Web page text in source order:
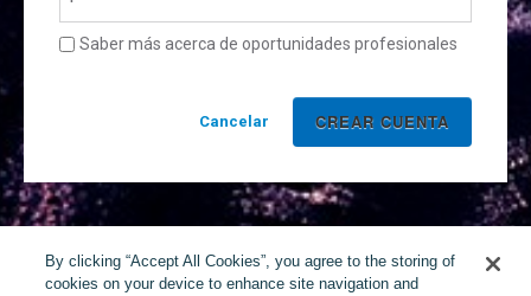
Saber más acerca de oportunidades profesionales
Cancelar
By clicking “Accept All Cookies”, you agree to the storing of
cookies on your device to enhance site navigation and